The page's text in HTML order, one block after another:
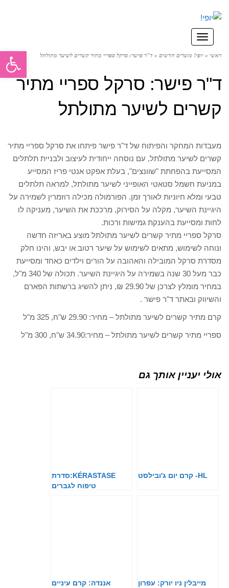
תפריט
ראשי » יופי! מוצרים חדשים » ד"ר פישר: סרקל ספריי מתיר קשרים לשיער מתולתל
ד"ר פישר: סרקל ספריי מתיר
קשרים לשיער מתולתל
מעבדות המחקר והפיתוח של ד"ר פישר פיתחו את סרקל ספריי מתיר
קשרים לשיער מתולתל, עם נוסחה ייחודית לעיצוב ולבניית תלתלים
המסייעת בהפחתת "שוונצים", בעלת אפקט אנטי פריז המסייע
במניעת חשמל סטאטי האופייני לשיער מתולתל, למראה תלתלים
טבעי ומלא חיוניות לאורך זמן. הפורמולה מכילה רוזמרין לשמירה על
היגיינת השיער, מקלה על הסירוק, מרככת את השיער, מעניקה לו
לחות ומסייעת בהענקת גמישות ורכות.
סרקל ספריי מתיר קשרים לשיער מתולתל מוצע באריזה חדשה
ונוחה לשימוש, מתאים לשימוש על שיער רטוב או יבש, והינו חלק
מסדרת סרקל המובילה והאהובה על הורים וילדים כאחד ומסייעת
כבר מעל 30 שנה בשמירה על היגיינת השיער. תכולה של 340 מ"ל,
במחיר מומלץ לצרכן של 29.90 ₪, ניתן להשיג ברשתות הפארם
והשיווק ובאתר ד"ר פישר .
קרם מתיר קשרים לשיער מתולתל – מחיר: 29.90 ש"ח, 325 מ"ל
ספריי מתיר קשרים לשיער מתולתל – מחיר:34.90 ש"ח, 300 מ"ל
אולי יעניין אותך גם
HL- קרם יום ג'ובילסט
KÉRASTASE:סדרת
טיפוח לגברים
מייבלין ניו יורק: עפרון
אננדה: קרם עיניים
פתח